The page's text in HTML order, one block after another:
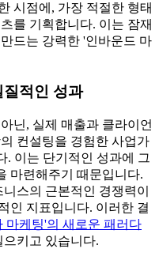
시점에, 가장 적절한 형태
를 기획합니다. 이는 잠재
드는 강력한 '인바운드 마
적인 성과
닌, 실제 매출과 클라이언
컨설팅을 경험한 사업가
. 이는 단기적인 성과에 그
마련해주기 때문입니다.
스의 근본적인 경쟁력이
인 지표입니다. 이러한 결
마케팅'의 새로운 패러다
키고 있습니다.